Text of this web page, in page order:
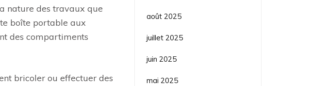
nature des travaux que
boîte portable aux
des compartiments
bricoler ou effectuer des
août 2025
juillet 2025
juin 2025
mai 2025